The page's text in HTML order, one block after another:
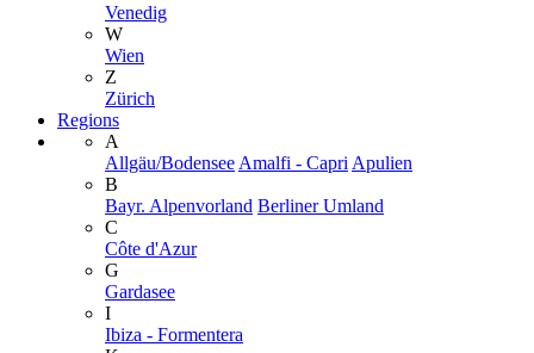
Venedig
W
Wien
Z
Zürich
Regions
A
Allgäu/Bodensee Amalfi - Capri Apulien
B
Bayr. Alpenvorland Berliner Umland
C
Côte d'Azur
G
Gardasee
I
Ibiza - Formentera